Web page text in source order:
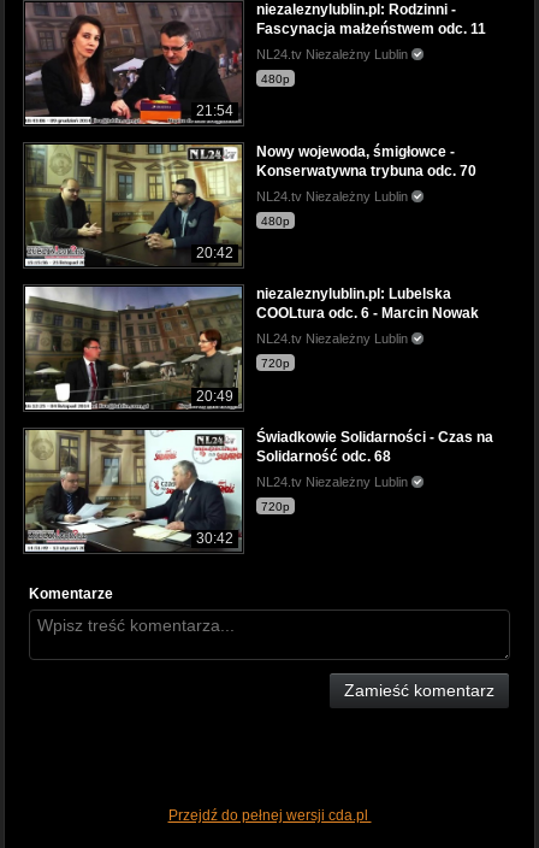
21:54
niezaleznylublin.pl: Rodzinni -
Fascynacja małżeństwem odc. 11
NL24.tv Niezależny Lublin
480p
20:42
Nowy wojewoda, śmigłowce -
Konserwatywna trybuna odc. 70
NL24.tv Niezależny Lublin
480p
20:49
niezaleznylublin.pl: Lubelska
COOLtura odc. 6 - Marcin Nowak
NL24.tv Niezależny Lublin
720p
30:42
Świadkowie Solidarności - Czas na
Solidarność odc. 68
NL24.tv Niezależny Lublin
720p
Komentarze
Zamieść komentarz
Przejdź do pełnej wersji cda.pl